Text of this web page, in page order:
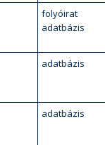
folyóirat
adatbázis
adatbázis
adatbázis